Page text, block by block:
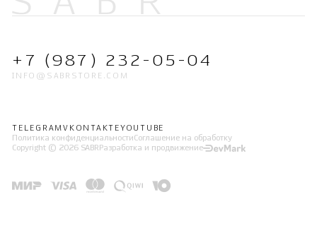
+7 (987) 232-05-04
INFO@SABRSTORE.COM
TELEGRAMVKONTAKTE YOUTUBE
Политика конфиденциальности Соглашение на обработку
Copyright © 2026 SABR Разработка и продвижение